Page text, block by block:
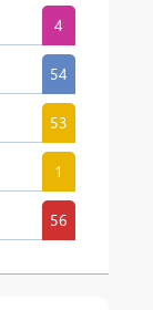
4
54
53
1
56